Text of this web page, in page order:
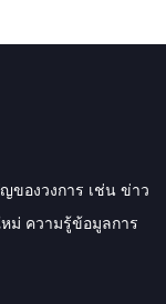
ของวงการ เช่น ข่าว
ม่ ความรู้ข้อมูลการ